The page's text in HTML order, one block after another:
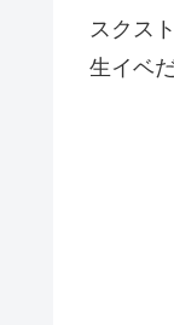
スクス
生イベ